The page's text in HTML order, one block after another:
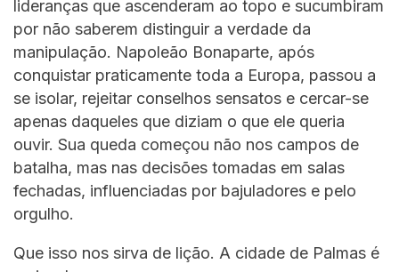
lideranças que ascenderam ao topo e sucumbiram
por não saberem distinguir a verdade da
manipulação. Napoleão Bonaparte, após
conquistar praticamente toda a Europa, passou a
se isolar, rejeitar conselhos sensatos e cercar-se
apenas daqueles que diziam o que ele queria
ouvir. Sua queda começou não nos campos de
batalha, mas nas decisões tomadas em salas
fechadas, influenciadas por bajuladores e pelo
orgulho.
Que isso nos sirva de lição. A cidade de Palmas é